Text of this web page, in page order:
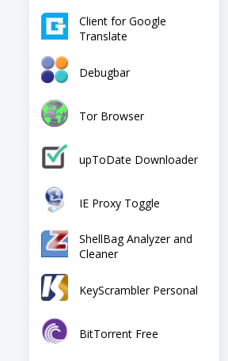
Client for Google
Translate
Debugbar
Tor Browser
upToDate Downloader
IE Proxy Toggle
ShellBag Analyzer and
Cleaner
KeyScrambler Personal
BitTorrent Free